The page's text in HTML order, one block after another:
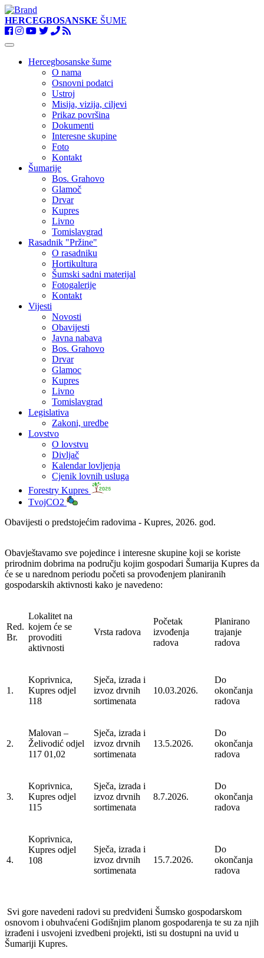
HERCEGBOSANSKE ŠUME
Toggle
navigationHercegbosanske šume
O nama
Osnovni podatci
Ustroj
Misija, vizija, ciljevi
Prikaz površina
Dokumenti
Interesne skupine
Foto
Kontakt
Šumarije
Bos. Grahovo
Glamoč
Drvar
Kupres
Livno
Tomislavgrad
Rasadnik "Pržine"
O rasadniku
Hortikultura
Šumski sadni materijal
Fotogalerije
Kontakt
Vijesti
Novosti
Obavijesti
Javna nabava
Bos. Grahovo
Drvar
Glamoc
Kupres
Livno
Tomislavgrad
Legislativa
Zakoni, uredbe
Lovstvo
O lovstvu
Divljač
Kalendar lovljenja
Cjenik lovnih usluga
Forestry Kupres
TvojCO2
Obavijesti o predstojećim radovima - Kupres, 2026. god.
Obavještavamo sve pojedince i interesne skupine koji se koriste
prirodnim dobrima na području kojim gospodari Šumarija Kupres da
će se u narednom periodu početi sa provođenjem planiranih
gospodarskih aktivnosti kako je navedeno:
Red.
Br.
Lokalitet na
kojem će se
provoditi
aktivnosti
Vrsta radova
Početak
izvođenja
radova
Planirano
trajanje
radova
1.
Koprivnica,
Kupres odjel
118
Sječa, izrada i
izvoz drvnih
sortimenata
10.03.2026.
Do
okončanja
radova
2.
Malovan –
Želivodić odjel
117 01,02
Sječa, izrada i
izvoz drvnih
sortimenata
13.5.2026.
Do
okončanja
radova
3.
Koprivnica,
Kupres odjel
115
Sječa, izrada i
izvoz drvnih
sortimenata
8.7.2026.
Do
okončanja
radova
4.
Koprivnica,
Kupres odjel
108
Sječa, izrada i
izvoz drvnih
sortimenata
15.7.2026.
Do
okončanja
radova
Svi gore navedeni radovi su predviđeni Šumsko gospodarskom
osnovom i obuhvaćeni Godišnjim planom gospodarenja te su za njih
izrađeni i usvojeni izvedbeni projekti, isti su dostupni na uvid u
Šumariji Kupres.